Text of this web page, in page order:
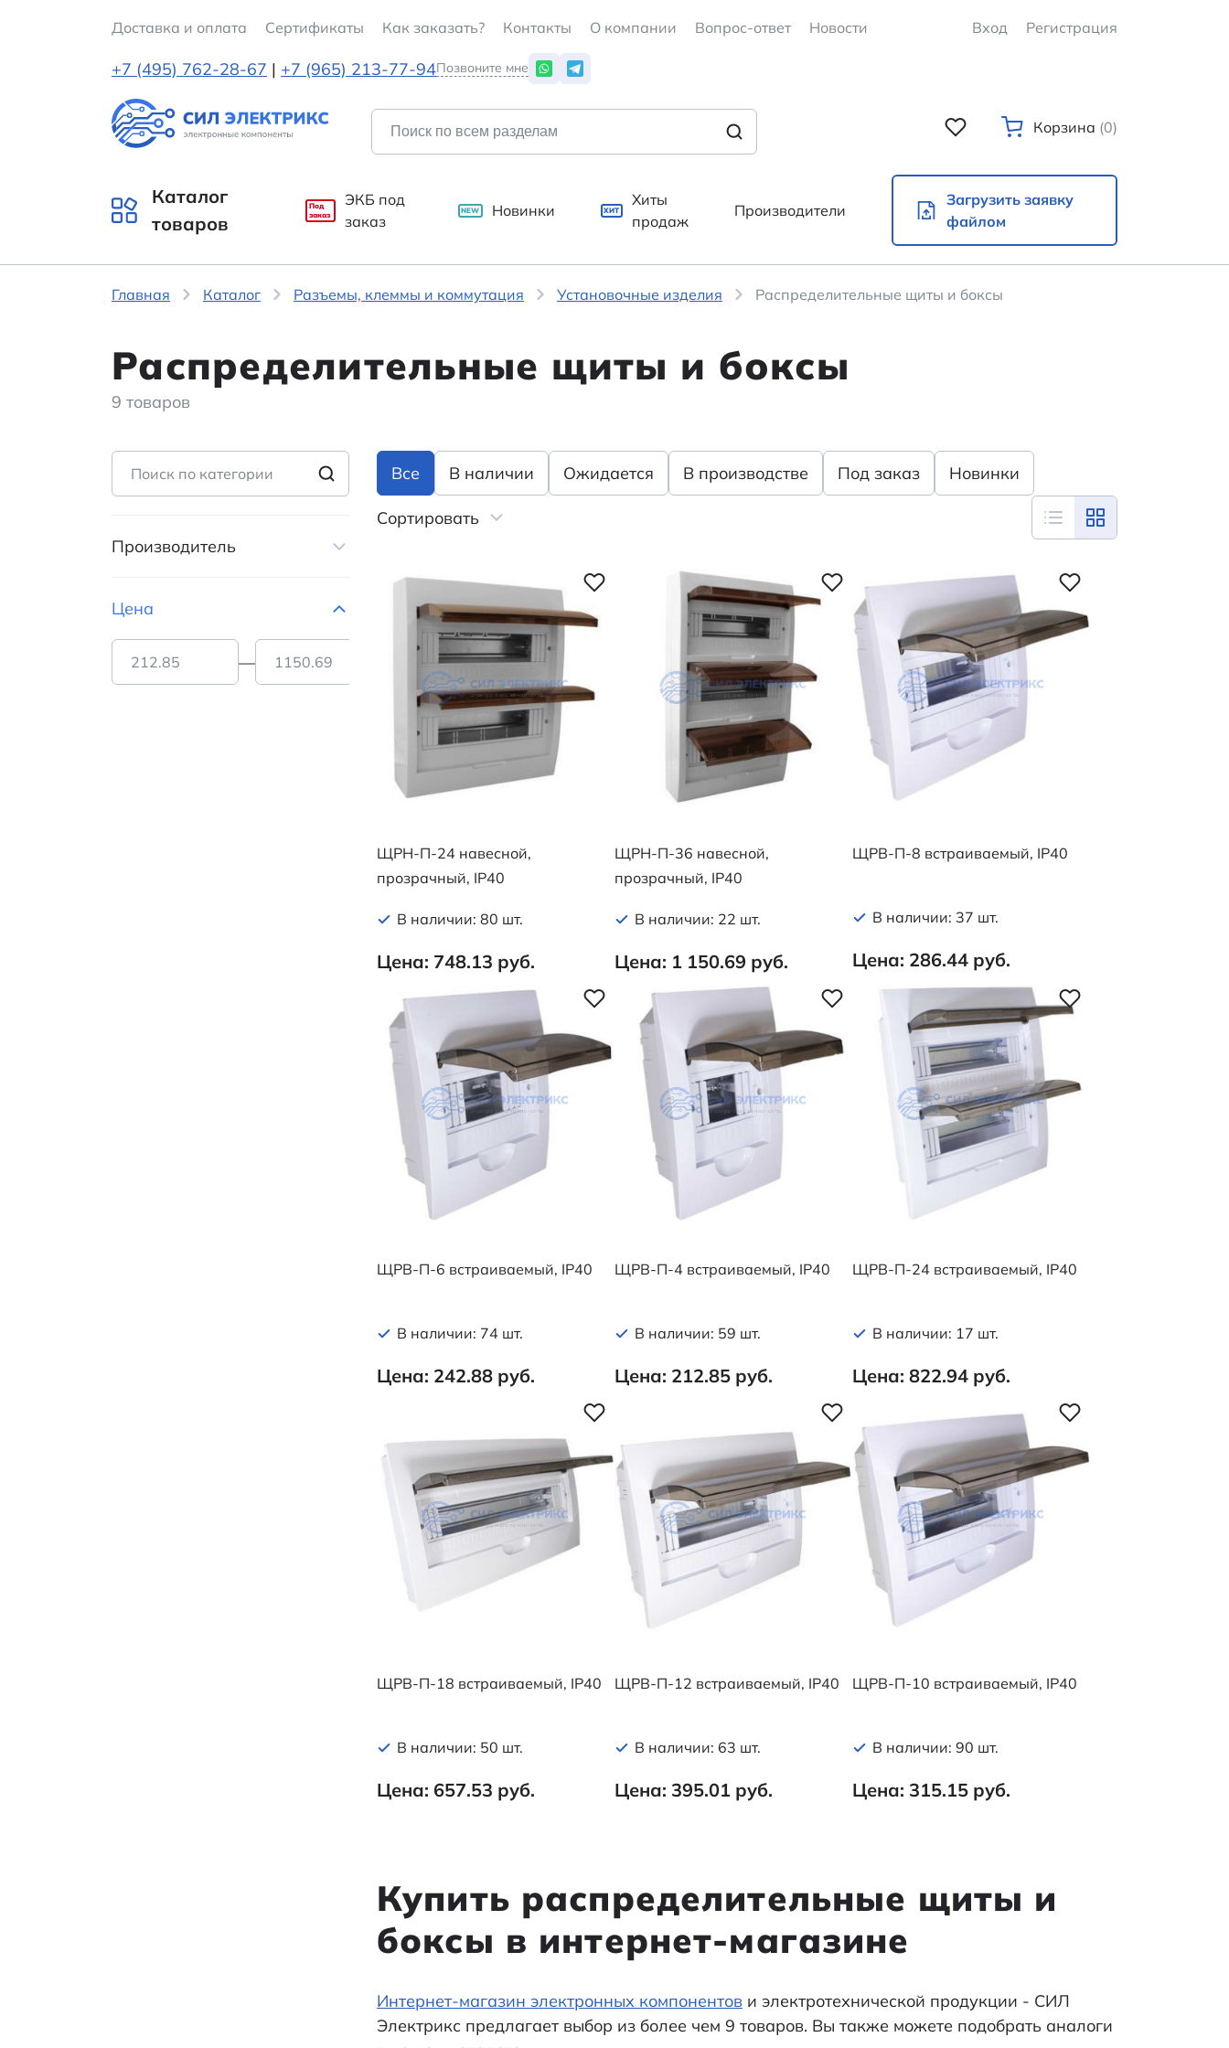
Доставка и оплата Cертификаты Как заказать? Контакты О компании Вопрос-ответ Новости Вход Регистрация
+7 (495) 762-28-67 | +7 (965) 213-77-94Позвоните мне
Корзина (0)
Каталог
товаров
Под
заказ
ЭКБ под
заказ
NEW Новинки ХИТ
Хиты
продаж
Производители
Загрузить заявку
файлом
Главная Каталог Разъемы, клеммы и коммутация Установочные изделия Распределительные щиты и боксы
Распределительные щиты и боксы
9 товаров
Производитель
Цена
—
Все В наличии Ожидается В производстве Под заказ Новинки
Сортировать
ЩРН-П-24 навесной,
прозрачный, IP40
В наличии: 80 шт.
Цена: 748.13 руб.
ЩРН-П-36 навесной,
прозрачный, IP40
В наличии: 22 шт.
Цена: 1 150.69 руб.
ЩРВ-П-8 встраиваемый, IP40
В наличии: 37 шт.
Цена: 286.44 руб.
ЩРВ-П-6 встраиваемый, IP40
В наличии: 74 шт.
Цена: 242.88 руб.
ЩРВ-П-4 встраиваемый, IP40
В наличии: 59 шт.
Цена: 212.85 руб.
ЩРВ-П-24 встраиваемый, IP40
В наличии: 17 шт.
Цена: 822.94 руб.
ЩРВ-П-18 встраиваемый, IP40
В наличии: 50 шт.
Цена: 657.53 руб.
ЩРВ-П-12 встраиваемый, IP40
В наличии: 63 шт.
Цена: 395.01 руб.
ЩРВ-П-10 встраиваемый, IP40
В наличии: 90 шт.
Цена: 315.15 руб.
Купить распределительные щиты и
боксы в интернет-магазине
Интернет-магазин электронных компонентов и электротехнической продукции - СИЛ
Электрикс предлагает выбор из более чем 9 товаров. Вы также можете подобрать аналоги